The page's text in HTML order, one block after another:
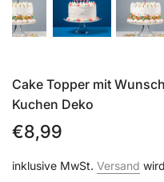
Cake Topper mit
Kuchen Deko
€8,99
inklusive MwSt. Versand